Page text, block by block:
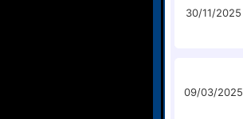
30/11/2025
09/03/2025